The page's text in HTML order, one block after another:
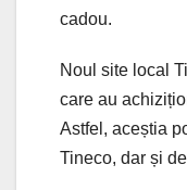
cadou.
Noul site local
care au
Astfel, aceștia
Tineco, dar și